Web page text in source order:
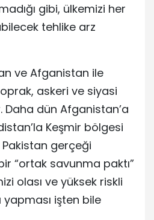
gibi, ülkemizi her
tehlike arz
ve Afganistan ile
askeri ve siyasi
Daha dün Afganistan’a
Keşmir bölgesi
gerçeği
“ortak savunma paktı”
olası ve yüksek riskli
yapması işten bile